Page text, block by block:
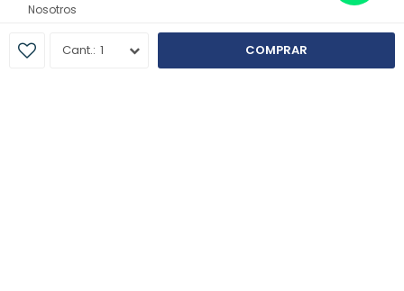
1 COMPRAR
Nosotros